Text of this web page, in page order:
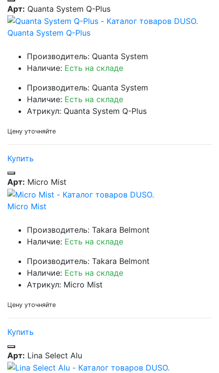
Арт: Quanta System Q-Plus
Quanta System Q-Plus
Производитель: Quanta System
Наличие: Есть на складе
Производитель: Quanta System
Наличие: Есть на складе
Атрикул: Quanta System Q-Plus
Цену уточняйте
Купить
Арт: Micro Mist
Micro Mist
Производитель: Takara Belmont
Наличие: Есть на складе
Производитель: Takara Belmont
Наличие: Есть на складе
Атрикул: Micro Mist
Цену уточняйте
Купить
Арт: Lina Select Alu